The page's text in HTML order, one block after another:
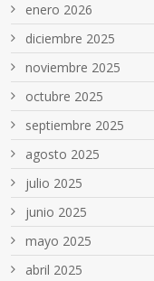
enero 2026
diciembre 2025
noviembre 2025
octubre 2025
septiembre 2025
agosto 2025
julio 2025
junio 2025
mayo 2025
abril 2025